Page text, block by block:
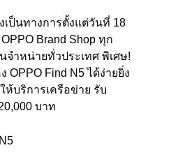
เป็นทางการตั้งแต่วันที่ 18
Brand Shop ทุก
ำหน่ายทั่วประเทศ พิเศษ!
OPPO Find N5 ได้ง่ายยิ่ง
ห้บริการเครือข่าย รับ
บาท